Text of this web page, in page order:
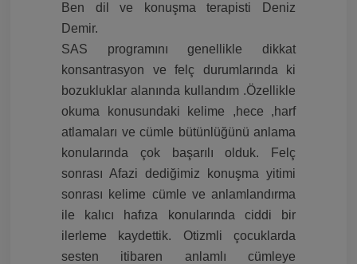
Ben dil ve konuşma terapisti Deniz
Demir.
SAS programını genellikle dikkat
konsantrasyon ve felç durumlarında ki
bozukluklar alanında kullandım .Özellikle
okuma konusundaki kelime ,hece ,harf
atlamaları ve cümle bütünlüğünü anlama
konularında çok başarılı olduk. Felç
sonrası Afazi dediğimiz konuşma yitimi
sonrası kelime cümle ve anlamlandırma
ile kalıcı hafıza konularında ciddi bir
ilerleme kaydettik. Otizmli çocuklarda
sesten itibaren anlamlı cümleye